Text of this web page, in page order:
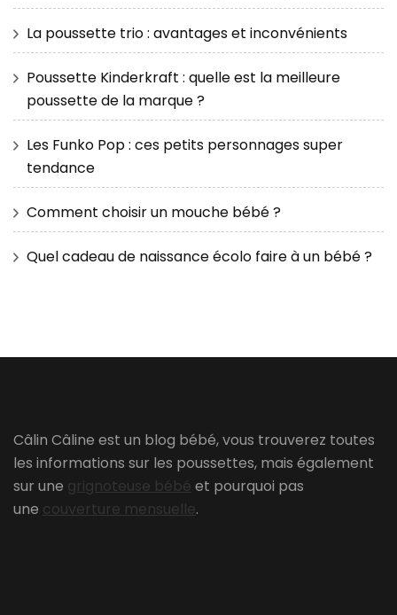
La poussette trio : avantages et inconvénients
Poussette Kinderkraft : quelle est la meilleure
poussette de la marque ?
Les Funko Pop : ces petits personnages super
tendance
Comment choisir un mouche bébé ?
Quel cadeau de naissance écolo faire à un bébé ?
Câlin Câline est un blog bébé, vous trouverez toutes
les informations sur les poussettes, mais également
sur une grignoteuse bébé et pourquoi pas
une couverture mensuelle.